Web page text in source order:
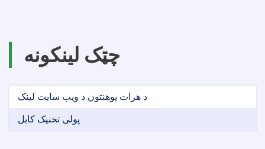
چټک لینکونه
د هرات پوهنتون د ویب سایت لینک
پولی تخنیک کابل